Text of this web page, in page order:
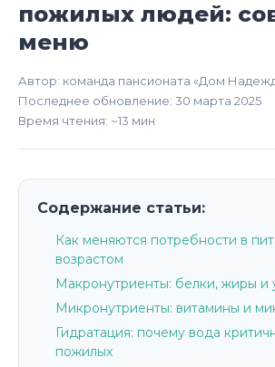
пожилых людей:
меню
Автор: команда пансионата «Дом
Последнее обновление: 30 марта 2025
Время чтения: ~13 мин
Содержание статьи:
Как меняются потребности в
возрастом
Макронутриенты: белки, жиры и
Микронутриенты: витамины и
Гидратация: почему вода
пожилых